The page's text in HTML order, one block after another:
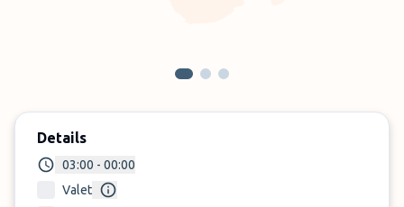
Details
03:00 - 00:00
Valet